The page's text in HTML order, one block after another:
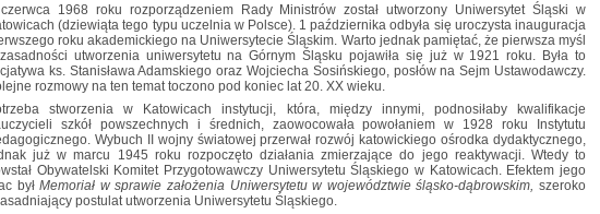
1968 roku rozporządzeniem Rady Ministrów został utworzony Uniwersytet Śląski w
(dziewiąta tego typu uczelnia w Polsce). 1 października odbyła się uroczysta inauguracja
roku akademickiego na Uniwersytecie Śląskim. Warto jednak pamiętać, że pierwsza myśl
utworzenia uniwersytetu na Górnym Śląsku pojawiła się już w 1921 roku. Była to
ks. Stanisława Adamskiego oraz Wojciecha Sosińskiego, posłów na Sejm Ustawodawczy.
rozmowy na ten temat toczono pod koniec lat 20. XX wieku.
stworzenia w Katowicach instytucji, która, między innymi, podnosiłaby kwalifikacje
szkół powszechnych i średnich, zaowocowała powołaniem w 1928 roku Instytutu
Wybuch II wojny światowej przerwał rozwój katowickiego ośrodka dydaktycznego,
już w marcu 1945 roku rozpoczęto działania zmierzające do jego reaktywacji. Wtedy to
Obywatelski Komitet Przygotowawczy Uniwersytetu Śląskiego w Katowicach. Efektem jego
byłMemoriał w sprawie założenia Uniwersytetu w województwie śląsko-dąbrowskim,szeroko
postulat utworzenia Uniwersytetu Śląskiego.